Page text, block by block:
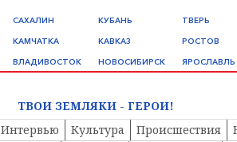
САХАЛИН
КАМЧАТКА
ВЛАДИВОСТОК
КУБАНЬ
КАВКАЗ
НОВОСИБИРСК
ТВЕРЬ
РОСТОВ
ЯРОСЛАВЛЬ
ТВОИ ЗЕМЛЯКИ - ГЕРОИ!
Интервью Культура Происшествия